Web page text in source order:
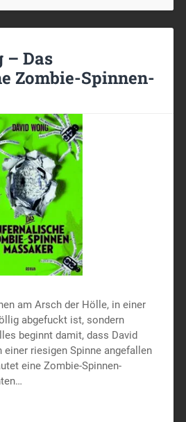
– Das
Zombie-Spinnen-
am Arsch der Hölle, in einer
abgefuckt ist, sondern
beginnt damit, dass David
einer riesigen Spinne angefallen
eine Zombie-Spinnen-